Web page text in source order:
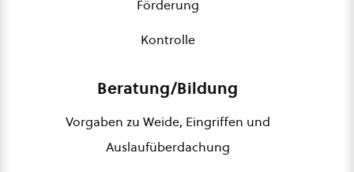
Förderung
Kontrolle
Beratung/Bildung
Vorgaben zu Weide, Eingriffen und
Auslaufüberdachung